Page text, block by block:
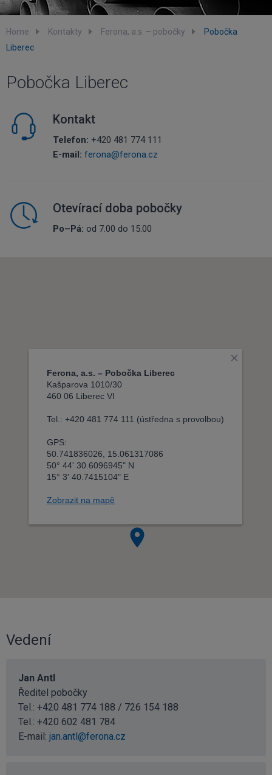
Home Kontakty Ferona, a.s. – pobočky
Pobočka
Liberec
Pobočka Liberec
Kontakt
Telefon: +420 481 774 111
E-mail: ferona@ferona.cz
Otevírací doba pobočky
Po–Pá: od 7.00 do 15.00
Vedení
Jan Antl
Ředitel pobočky
Tel.: +420 481 774 188 / 726 154 188
Tel.: +420 602 481 784
E-mail: jan.antl@ferona.cz